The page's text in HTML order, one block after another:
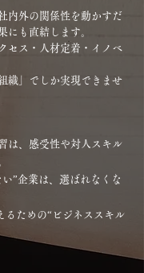
内外の関係性を動かすだ
にも直結します。
セス・人材定着・イノベ
織」でしか実現できませ
は、感受性や対人スキル
い”企業は、選ばれなくな
るための“ビジネススキル